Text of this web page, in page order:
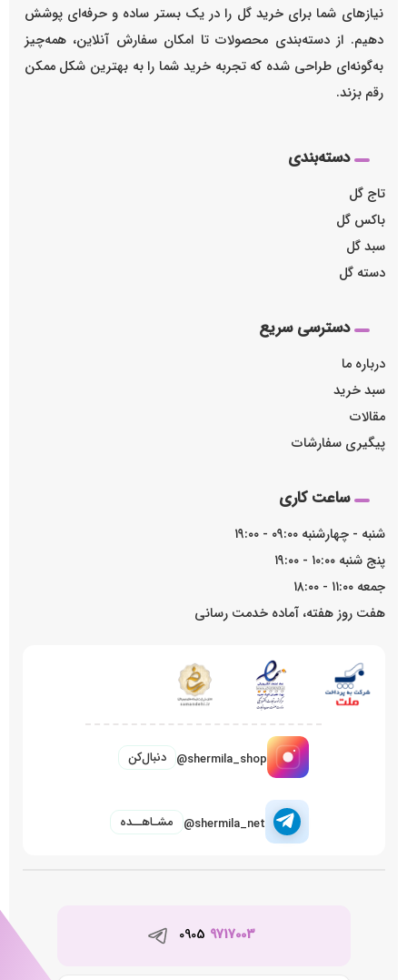
نیازهای شما برای خرید گل را در یک بستر ساده و حرفه‌ای پوشش
دهیم. از دسته‌بندی محصولات تا امکان سفارش آنلاین، همه‌چیز
به‌گونه‌ای طراحی شده که تجربه خرید شما را به بهترین شکل ممکن
رقم بزند.
دسته‌بندی
تاج گل
باکس گل
سبد گل
دسته گل
دسترسی سریع
درباره ما
سبد خرید
مقالات
پیگیری سفارشات
ساعت کاری
شنبه - چهارشنبه ۰۹:۰۰ - ۱۹:۰۰
پنج شنبه ۱۰:۰۰ - ۱۹:۰۰
جمعه ۱۱:۰۰ - ۱۸:۰۰
هفت روز هفته، آماده خدمت رسانی
@shermila_shop دنبال‌کن
@shermila_net مشـاهــده
0905 9717003